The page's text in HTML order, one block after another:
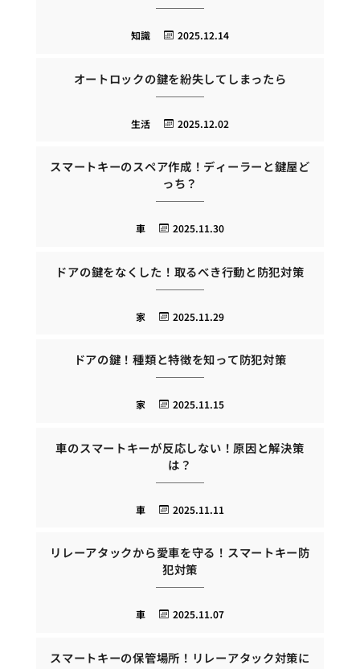
2025.12.14
知識
オートロックの鍵を紛失してしまったら
2025.12.02
生活
スマートキーのスペア作成！ディーラーと鍵屋ど
っち？
2025.11.30
車
ドアの鍵をなくした！取るべき行動と防犯対策
2025.11.29
家
ドアの鍵！種類と特徴を知って防犯対策
2025.11.15
家
車のスマートキーが反応しない！原因と解決策
は？
2025.11.11
車
リレーアタックから愛車を守る！スマートキー防
犯対策
2025.11.07
車
スマートキーの保管場所！リレーアタック対策に